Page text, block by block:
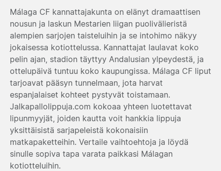
Málaga CF kannattajakunta on elänyt dramaattisen
nousun ja laskun Mestarien liigan puolivälieristä
alempien sarjojen taisteluihin ja se intohimo näkyy
jokaisessa kotiottelussa. Kannattajat laulavat koko
pelin ajan, stadion täyttyy Andalusian ylpeydestä, ja
ottelupäivä tuntuu koko kaupungissa. Málaga CF liput
tarjoavat pääsyn tunnelmaan, jota harvat
espanjalaiset kohteet pystyvät toistamaan.
Jalkapallolippuja.com kokoaa yhteen luotettavat
lipunmyyjät, joiden kautta voit hankkia lippuja
yksittäisistä sarjapeleistä kokonaisiin
matkapaketteihin. Vertaile vaihtoehtoja ja löydä
sinulle sopiva tapa varata paikkasi Málagan
kotiotteluihin.